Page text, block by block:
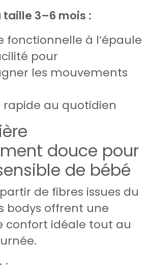
3–6 mois :
fonctionnelle à l’épaule
pour
les mouvements
rapide au quotidien
douce pour
de bébé
de fibres issues du
bodys offrent une
confort idéale tout au